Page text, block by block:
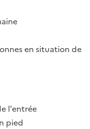
en situation de
l'entrée
pied